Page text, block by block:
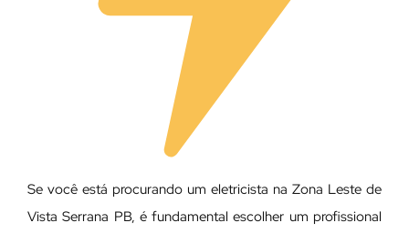
Se você está procurando um eletricista na Zona Leste de
Vista Serrana PB, é fundamental escolher um profissional